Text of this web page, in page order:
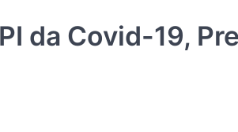
da Covid-19,